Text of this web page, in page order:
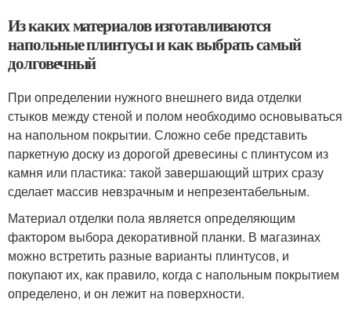
Из каких материалов изготавливаются
напольные плинтусы и как выбрать самый
долговечный
При определении нужного внешнего вида отделки
стыков между стеной и полом необходимо основываться
на напольном покрытии. Сложно себе представить
паркетную доску из дорогой древесины с плинтусом из
камня или пластика: такой завершающий штрих сразу
сделает массив невзрачным и непрезентабельным.
Материал отделки пола является определяющим
фактором выбора декоративной планки. В магазинах
можно встретить разные варианты плинтусов, и
покупают их, как правило, когда с напольным покрытием
определено, и он лежит на поверхности.